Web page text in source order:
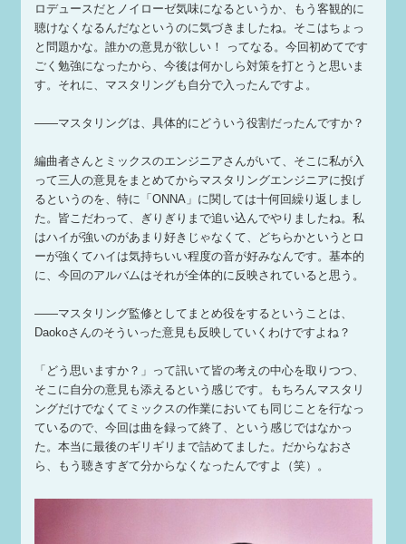
ロデュースだとノイローゼ気味になるというか、もう客観的に
聴けなくなるんだなというのに気づきましたね。そこはちょっ
と問題かな。誰かの意見が欲しい！ ってなる。今回初めてです
ごく勉強になったから、今後は何かしら対策を打とうと思いま
す。それに、マスタリングも自分で入ったんですよ。
——マスタリングは、具体的にどういう役割だったんですか？
編曲者さんとミックスのエンジニアさんがいて、そこに私が入
って三人の意見をまとめてからマスタリングエンジニアに投げ
るというのを、特に「ONNA」に関しては十何回繰り返しまし
た。皆こだわって、ぎりぎりまで追い込んでやりましたね。私
はハイが強いのがあまり好きじゃなくて、どちらかというとロ
ーが強くてハイは気持ちいい程度の音が好みなんです。基本的
に、今回のアルバムはそれが全体的に反映されていると思う。
——マスタリング監修としてまとめ役をするということは、
Daokoさんのそういった意見も反映していくわけですよね？
「どう思いますか？」って訊いて皆の考えの中心を取りつつ、
そこに自分の意見も添えるという感じです。もちろんマスタリ
ングだけでなくてミックスの作業においても同じことを行なっ
ているので、今回は曲を録って終了、という感じではなかっ
た。本当に最後のギリギリまで詰めてました。だからなおさ
ら、もう聴きすぎて分からなくなったんですよ（笑）。